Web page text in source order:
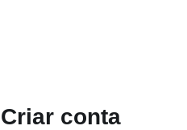
Criar conta